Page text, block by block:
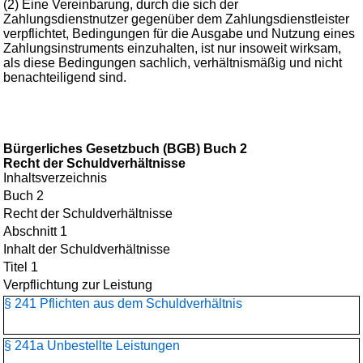
(2) Eine Vereinbarung, durch die sich der
Zahlungsdienstnutzer gegenüber dem Zahlungsdienstleister
verpflichtet, Bedingungen für die Ausgabe und Nutzung eines
Zahlungsinstruments einzuhalten, ist nur insoweit wirksam,
als diese Bedingungen sachlich, verhältnismäßig und nicht
benachteiligend sind.
Bürgerliches Gesetzbuch (BGB) Buch 2
Recht der Schuldverhältnisse
Inhaltsverzeichnis
Buch 2
Recht der Schuldverhältnisse
Abschnitt 1
Inhalt der Schuldverhältnisse
Titel 1
Verpflichtung zur Leistung
§ 241 Pflichten aus dem Schuldverhältnis
§ 241a Unbestellte Leistungen